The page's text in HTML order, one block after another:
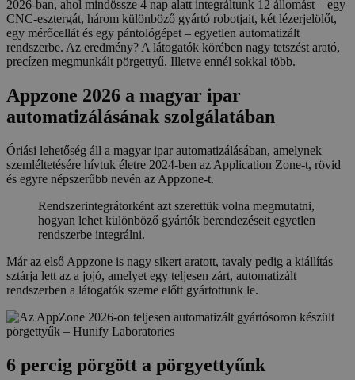
2026-ban, ahol mindössze 4 nap alatt integráltunk 12 állomást – egy
CNC-esztergát, három különböző gyártó robotjait, két lézerjelölőt,
egy mérőcellát és egy pántológépet – egyetlen automatizált
rendszerbe. Az eredmény? A látogatók körében nagy tetszést arató,
precízen megmunkált pörgettyű. Illetve ennél sokkal több.
Appzone 2026 a magyar ipar
automatizálásának szolgálatában
Óriási lehetőség áll a magyar ipar automatizálásában, amelynek
szemléltetésére hívtuk életre 2024-ben az Application Zone-t, rövid
és egyre népszerűbb nevén az Appzone-t.
Rendszerintegrátorként azt szerettük volna megmutatni,
hogyan lehet különböző gyártók berendezéseit egyetlen
rendszerbe integrálni.
Már az első Appzone is nagy sikert aratott, tavaly pedig a kiállítás
sztárja lett az a jojó, amelyet egy teljesen zárt, automatizált
rendszerben a látogatók szeme előtt gyártottunk le.
6 percig pörgött a pörgyettyűnk